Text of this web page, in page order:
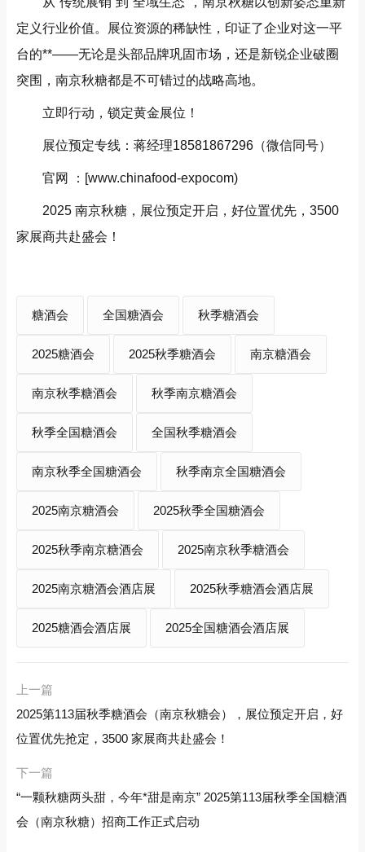
定义行业价值。展位资源的稀缺性，印证了企业对这一平
台的**——无论是头部品牌巩固市场，还是新锐企业破圈
突围，南京秋糖都是不可错过的战略高地。
立即行动，锁定黄金展位！
展位预定专线：蒋经理18581867296（微信同号）
官网 ：[www.chinafood-expocom)
2025 南京秋糖，展位预定开启，好位置优先，3500
家展商共赴盛会！
糖酒会 全国糖酒会 秋季糖酒会
2025糖酒会 2025秋季糖酒会 南京糖酒会
南京秋季糖酒会 秋季南京糖酒会
秋季全国糖酒会 全国秋季糖酒会
南京秋季全国糖酒会 秋季南京全国糖酒会
2025南京糖酒会 2025秋季全国糖酒会
2025秋季南京糖酒会 2025南京秋季糖酒会
2025南京糖酒会酒店展 2025秋季糖酒会酒店展
2025糖酒会酒店展 2025全国糖酒会酒店展
上一篇
2025第113届秋季糖酒会（南京秋糖会），展位预定开启，好
位置优先抢定，3500 家展商共赴盛会！
下一篇
“一颗秋糖两头甜，今年*甜是南京” 2025第113届秋季全国糖酒
会（南京秋糖）招商工作正式启动